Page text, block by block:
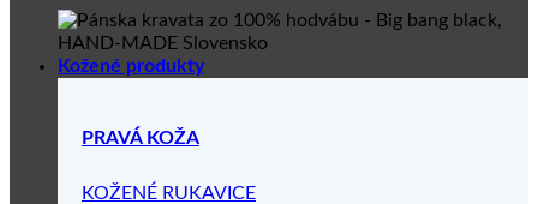
Kožené produkty
PRAVÁ KOŽA
KOŽENÉ RUKAVICE